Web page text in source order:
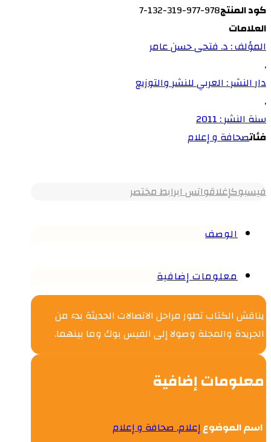
كود المنتج978-977-319-132-7
العلامات
المؤلف : د. فتحى حسن عامر
,
دار النشر : العربي للنشر والتوزيع
,
سنة النشر : 2011
فئاتصحافة و إعلام
فيسبوكإغلاقواتس ابرابط مختصر
الوصف
معلومات إضافية
يناقش الكتاب تطور مراحل الاتصالات الحديثة بدء من
الجريدة والمجلة وصولا إلى الفيس بوك وما بينهما.
معلومات إضافية
اسم الموضوعإعلام, صحافة و إعلام